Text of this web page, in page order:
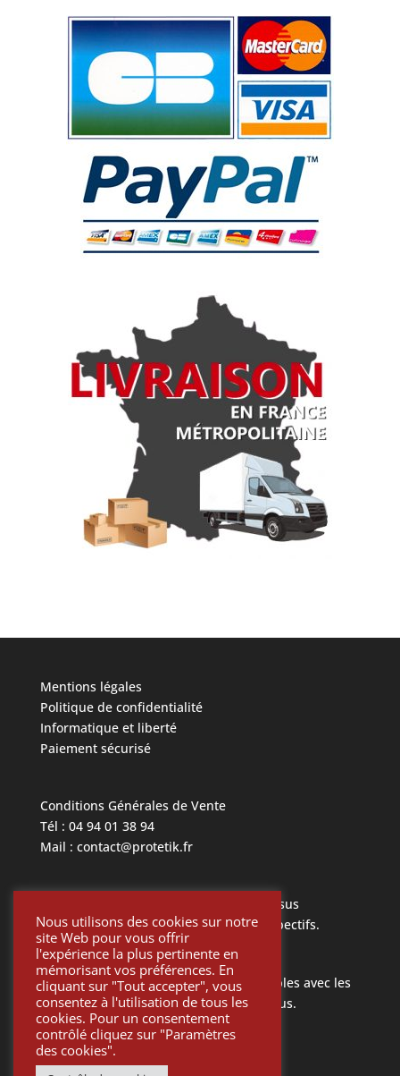
Mentions légales
Politique de confidentialité
Informatique et liberté
Paiement sécurisé
Conditions Générales de Vente
Tél : 04 94 01 38 94
Mail : contact@protetik.fr
Toutes les marques mentionnées ci dessus
appartiennent à leurs propriétaires respectifs.
Toutes les pièces Protétik sont compatibles avec les
différents systèmes mentionnés ci-dessus.
Nous utilisons des cookies sur notre
site Web pour vous offrir
l'expérience la plus pertinente en
mémorisant vos préférences. En
cliquant sur "Tout accepter", vous
consentez à l'utilisation de tous les
cookies. Pour un consentement
contrôlé cliquez sur "Paramètres
des cookies".